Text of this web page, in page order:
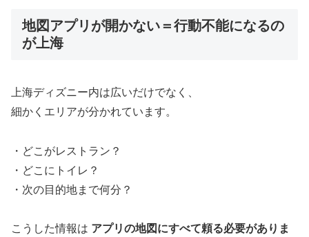
地図アプリが開かない＝行動不能になるの
が上海
上海ディズニー内は広いだけでなく、
細かくエリアが分かれています。
・どこがレストラン？
・どこにトイレ？
・次の目的地まで何分？
こうした情報は アプリの地図にすべて頼る必要がありま